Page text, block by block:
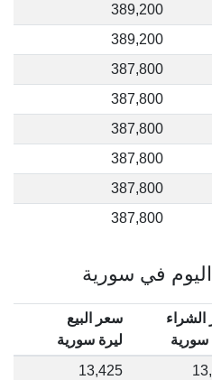
389,200
389,200
387,800
387,800
387,800
387,800
387,800
387,800
في سورية
سورية
سعر البيع
ليرة سورية
13,425